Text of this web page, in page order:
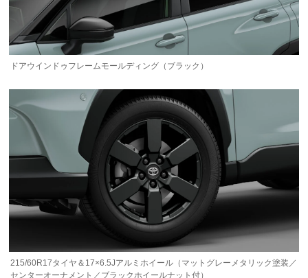
ドアウインドゥフレームモールディング（ブラック）
215/60R17タイヤ＆17×6.5Jアルミホイール（マットグレーメタリック塗装／
センターオーナメント／ブラックホイールナット付）